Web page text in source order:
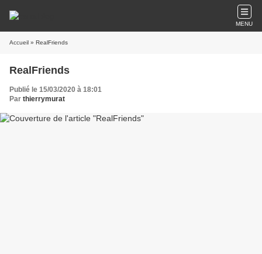
MENU
Accueil » RealFriends
RealFriends
Publié le 15/03/2020 à 18:01
Par thierrymurat